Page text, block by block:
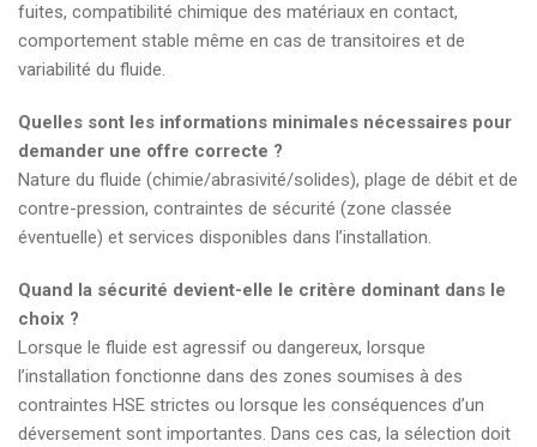
fuites, compatibilité chimique des matériaux en contact,
comportement stable même en cas de transitoires et de
variabilité du fluide.
Quelles sont les informations minimales nécessaires pour
demander une offre correcte ?
Nature du fluide (chimie/abrasivité/solides), plage de débit et de
contre-pression, contraintes de sécurité (zone classée
éventuelle) et services disponibles dans l’installation.
Quand la sécurité devient-elle le critère dominant dans le
choix ?
Lorsque le fluide est agressif ou dangereux, lorsque
l’installation fonctionne dans des zones soumises à des
contraintes HSE strictes ou lorsque les conséquences d’un
déversement sont importantes. Dans ces cas, la sélection doit